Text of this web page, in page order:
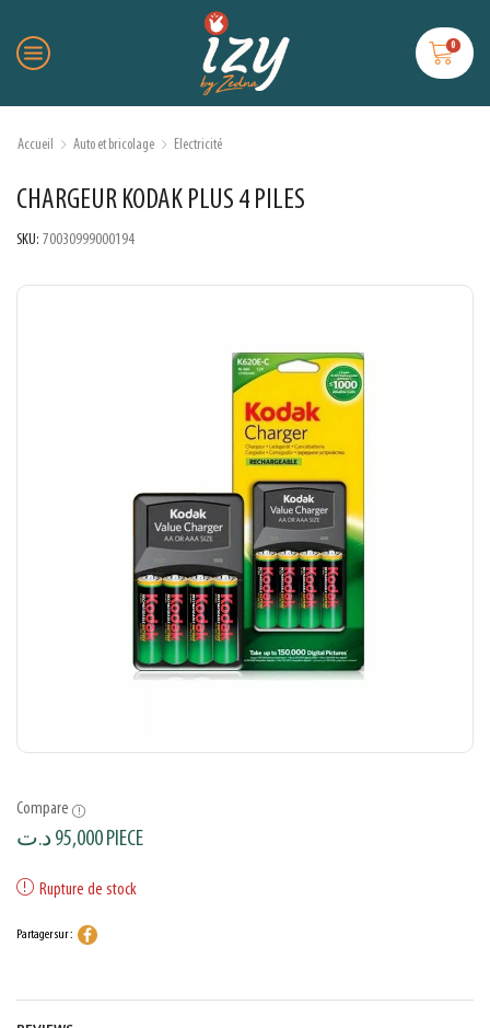
0
Accueil Auto et bricolage Electricité
CHARGEUR KODAK PLUS 4 PILES
SKU: 70030999000194
Compare
95,000د.ت PIECE
Rupture de stock
Partager sur :